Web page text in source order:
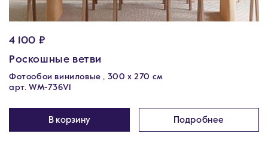
4 100 ₽
Роскошные ветви
Фотообои виниловые , 300 х 270 см
арт. WM-736V1
В корзину Подробнее